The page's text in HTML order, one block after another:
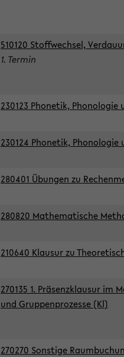
510120 Stoffwechsel,
1. Termin
230123 Phonetik,
230124 Phonetik,
280401 Übungen zu
280820 Mathematische
210640 Klausur zu
270135 1. Präsenzklausur im
und Gruppenprozesse (Kl)
270270 Sonstige